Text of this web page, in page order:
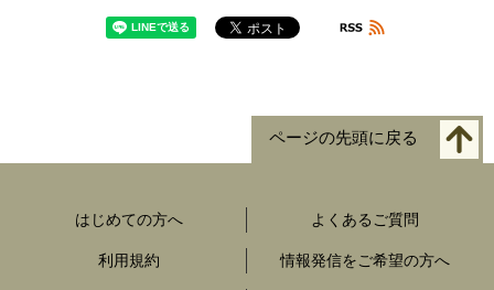
ページの先頭に戻る
はじめての方へ よくあるご質問
利用規約 情報発信をご希望の方へ